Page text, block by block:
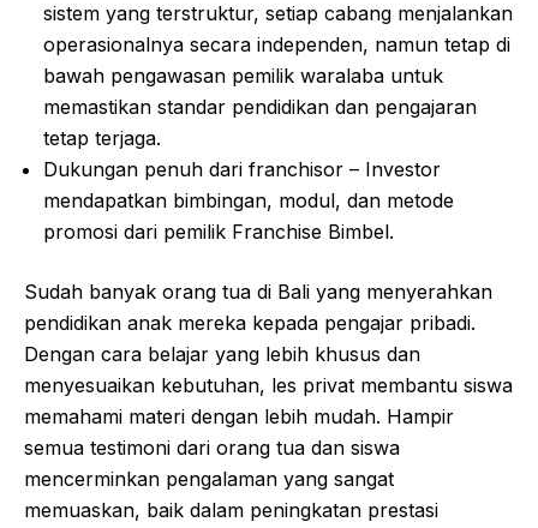
sistem yang terstruktur, setiap cabang menjalankan
operasionalnya secara independen, namun tetap di
bawah pengawasan pemilik waralaba untuk
memastikan standar pendidikan dan pengajaran
tetap terjaga.
Dukungan penuh dari franchisor – Investor
mendapatkan bimbingan, modul, dan metode
promosi dari pemilik Franchise Bimbel.
Sudah banyak orang tua di Bali yang menyerahkan
pendidikan anak mereka kepada pengajar pribadi.
Dengan cara belajar yang lebih khusus dan
menyesuaikan kebutuhan, les privat membantu siswa
memahami materi dengan lebih mudah. Hampir
semua testimoni dari orang tua dan siswa
mencerminkan pengalaman yang sangat
memuaskan, baik dalam peningkatan prestasi